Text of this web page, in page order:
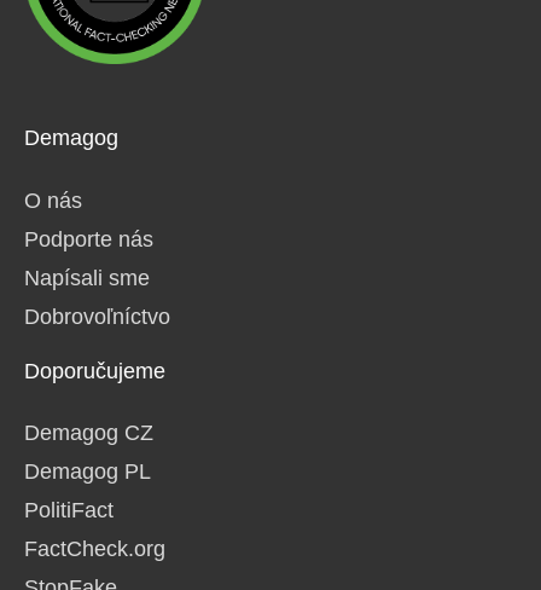
Demagog
O nás
Podporte nás
Napísali sme
Dobrovoľníctvo
Doporučujeme
Demagog CZ
Demagog PL
PolitiFact
FactCheck.org